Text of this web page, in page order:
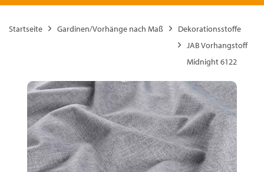
Startseite Gardinen/Vorhänge nach Maß
Dekorationsstoffe
JAB Vorhangstoff
Midnight 6122